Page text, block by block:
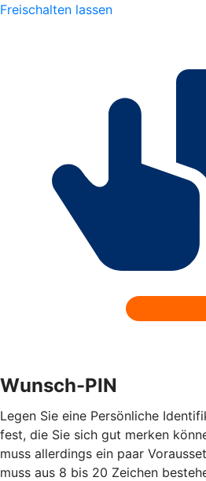
Freischalten lassen
Wunsch-PIN
Legen Sie eine Persönliche
fest, die Sie sich gut merken
muss allerdings ein paar
muss aus 8 bis 20 Zeichen